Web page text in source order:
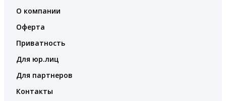
О компании
Оферта
Приватность
Для юр.лиц
Для партнеров
Контакты